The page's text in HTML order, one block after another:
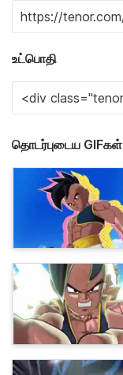
உட்பொதி
தொடர்புடைய GIFகள்